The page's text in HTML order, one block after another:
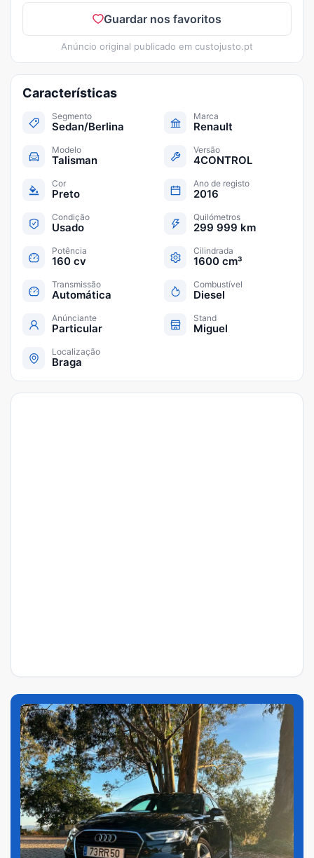
Guardar nos favoritos
Anúncio original publicado em custojusto.pt
Características
Segmento
Sedan/Berlina
Marca
Renault
Modelo
Talisman
Versão
4CONTROL
Cor
Preto
Ano de registo
2016
Condição
Usado
Quilómetros
299 999 km
Potência
160 cv
Cilindrada
1600 cm³
Transmissão
Automática
Combustível
Diesel
Anúnciante
Particular
Stand
Miguel
Localização
Braga